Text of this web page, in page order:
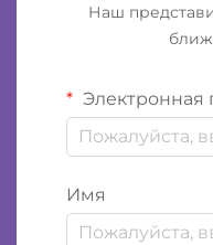
Наш
Электронная
Имя